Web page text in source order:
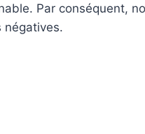
Par conséquent,
négatives.